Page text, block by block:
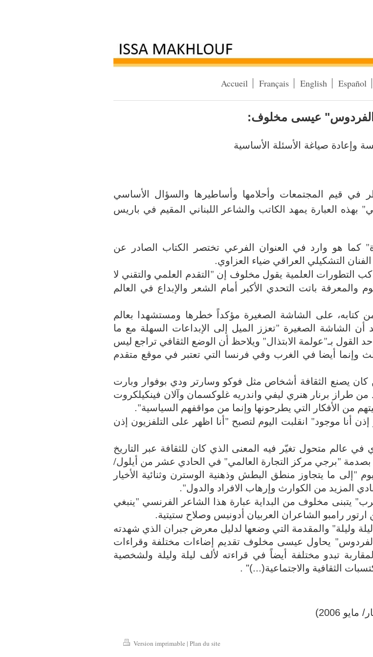
Accueil Français English Español
الفردوس"
وإعادة صياغة الأسئلة الأساسية
في قيم المجتمعات وأحلامها وأساطيرها والسؤال الأساسي
العبارة يمهد الكاتب والشاعر اللبناني المقيم في باريس
كما هو وارد في العنوان الفرعي تختصر الكتاب الصادر عن
التشكيلي العراقي ضياء العزاوي.
التطورات العلمية يقول مخلوف إن "التقدم العلمي والتقني لا
باتت التحدي الأكبر أمام الشعر والإبداع في العالم
على الشاشة الصغيرة مؤكداً خطرها ومستشهدا بعالم
أن الشاشة الصغيرة "تعزز الميل إلى الإبداعات السهلة مع ما
بـ"عولمة الابتذال" ويلاحظ أن الوضع الثقافي تراجع ليس
وإنما أيضا في الغرب وفي فرنسا التي تعتبر في موقع متقدم
كان يصنع الثقافة أشخاص مثل فوكو وسارتر ودي بوفوار وبارت
من طراز برنار هنري ليفي واندريه غلوكسمان وآلان فينكيلكروت
من الأفكار التي يطرحونها وإنما من مواقفهم السياسية".
أنا موجود" انقلبت اليوم لتصبح "أنا اظهر على التلفزيون إذن
عالم متحول تغيّر فيه المعنى الذي كان للثقافة عبر التاريخ
بصدمة "برجي مركز التجارة العالمي" في الحادي عشر من أيلول/
اليوم "إلى ما يتجاوز منطق البطش وذهنية الوسترن وثنائية الأخيار
المزيد من الكوارث وإرهاب الافراد والدول".
يتبنى مخلوف من البداية عبارة هذا الشاعر الفرنسي "ينبغي
رامبو الشاعران العربيان أدونيس وصلاح ستيتية.
وليلة" والمقدمة التي وضعها لدليل معرض جبران الذي شهدته
يحاول عيسى مخلوف تقديم إضاءات مختلفة وقراءات
تبدو مختلفة أيضاً في قراءته لألف ليلة وليلة ولشخصية
الثقافية والاجتماعية. "(...)
2006)
Version imprimable | Plan du site